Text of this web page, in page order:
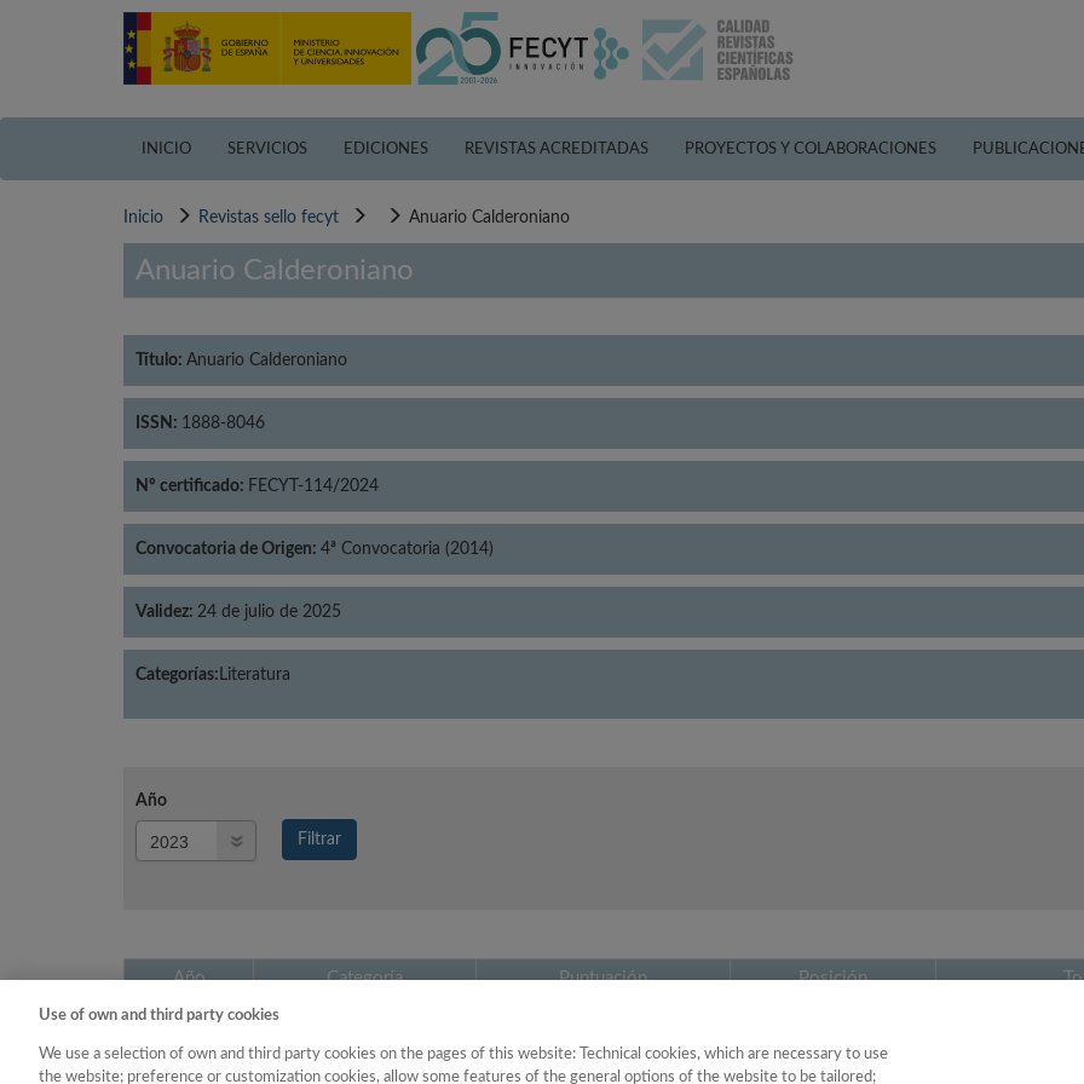
INICIO SERVICIOS EDICIONES REVISTAS ACREDITADAS PROYECTOS Y COLABORACIONES
Inicio Revistas sello fecyt Anuario Calderoniano
Anuario Calderoniano
Título: Anuario Calderoniano
ISSN: 1888-8046
Nº certificado: FECYT-114/2024
Convocatoria de Origen: 4ª Convocatoria (2014)
Validez: 24 de julio de 2025
Categorías: Literatura
Año
Filtrar
Año Categoría Puntuación Posición
2023
Use of own and third party cookies
We use a selection of own and third party cookies on the pages of this website: Technical cookies, which are necessary to use
the website; preference or customization cookies, allow some features of the general options of the website to be tailored;